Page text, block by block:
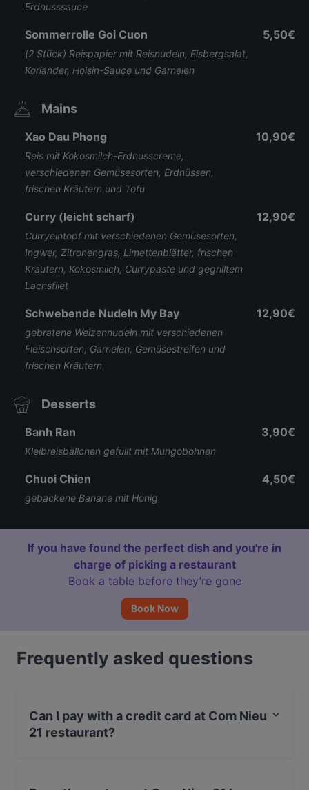
Erdnusssauce
Sommerrolle Goi Cuon
(2 Stück) Reispapier mit Reisnudeln, Eisbergsalat,
Koriander, Hoisin-Sauce und Garnelen
5,50€
Mains
Xao Dau Phong
Reis mit Kokosmilch-Erdnusscreme,
verschiedenen Gemüsesorten, Erdnüssen,
frischen Kräutern und Tofu
10,90€
Curry (leicht scharf)
Curryeintopf mit verschiedenen Gemüsesorten,
Ingwer, Zitronengras, Limettenblätter, frischen
Kräutern, Kokosmilch, Currypaste und gegrilltem
Lachsfilet
12,90€
Schwebende Nudeln My Bay
gebratene Weizennudeln mit verschiedenen
Fleischsorten, Garnelen, Gemüsestreifen und
frischen Kräutern
12,90€
Desserts
Banh Ran
Kleibreisbällchen gefüllt mit Mungobohnen
3,90€
Chuoi Chien
gebackene Banane mit Honig
4,50€
If you have found the perfect dish and you're in
charge of picking a restaurant
Book a table before they’re gone
Book Now
Frequently asked questions
Can I pay with a credit card at Com Nieu
21 restaurant?